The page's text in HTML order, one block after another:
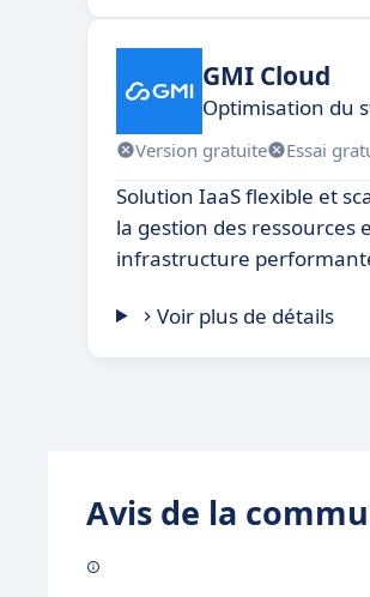
GMI Cloud
Optimisation du
Version gratuite Essai
Solution IaaS flexible et
la gestion des
infrastructure
Voir plus de détails
Avis de la